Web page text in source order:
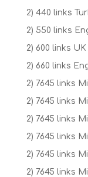
2) 440 links
2) 550 links
2) 600 links
2) 660 links
2) 7645 links
2) 7645 links
2) 7645 links
2) 7645 links
2) 7645 links
2) 7645 links